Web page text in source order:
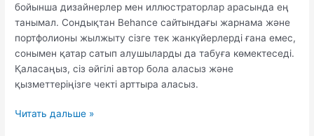
бойынша дизайнерлер мен иллюстраторлар арасында ең
танымал. Сондықтан Behance сайтындағы жарнама және
портфолионы жылжыту сізге тек жанкүйерлерді ғана емес,
сонымен қатар сатып алушыларды да табуға көмектеседі.
Қаласаңыз, сіз әйгілі автор бола аласыз және
қызметтеріңізге чекті арттыра аласыз.
Иллюстрациялар
Читать дальше »